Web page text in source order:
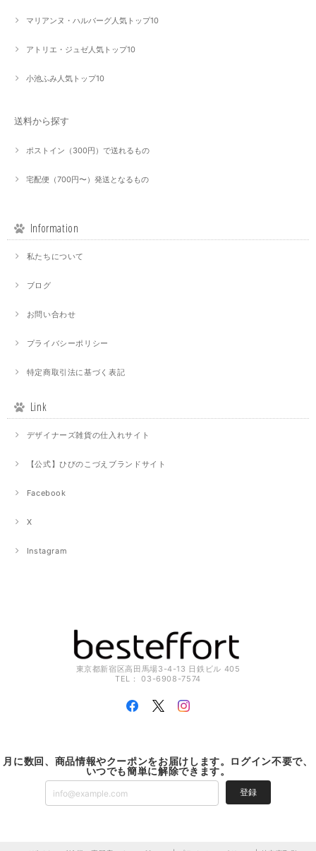
マリアンヌ・ハルバーグ人気トップ10
アトリエ・ジュゼ人気トップ10
小池ふみ人気トップ10
送料から探す
ポストイン（300円）で送れるもの
宅配便（700円〜）発送となるもの
Information
私たちについて
ブログ
お問い合わせ
プライバシーポリシー
特定商取引法に基づく表記
Link
デザイナーズ雑貨の仕入れサイト
【公式】ひびのこづえブランドサイト
Facebook
X
Instagram
東京都新宿区高田馬場3-4-13 日鉄ビル 405
TEL： 03-6908-7574
月に数回、商品情報やクーポンをお届けします。ログイン不要で、
いつでも簡単に解除できます。
登録